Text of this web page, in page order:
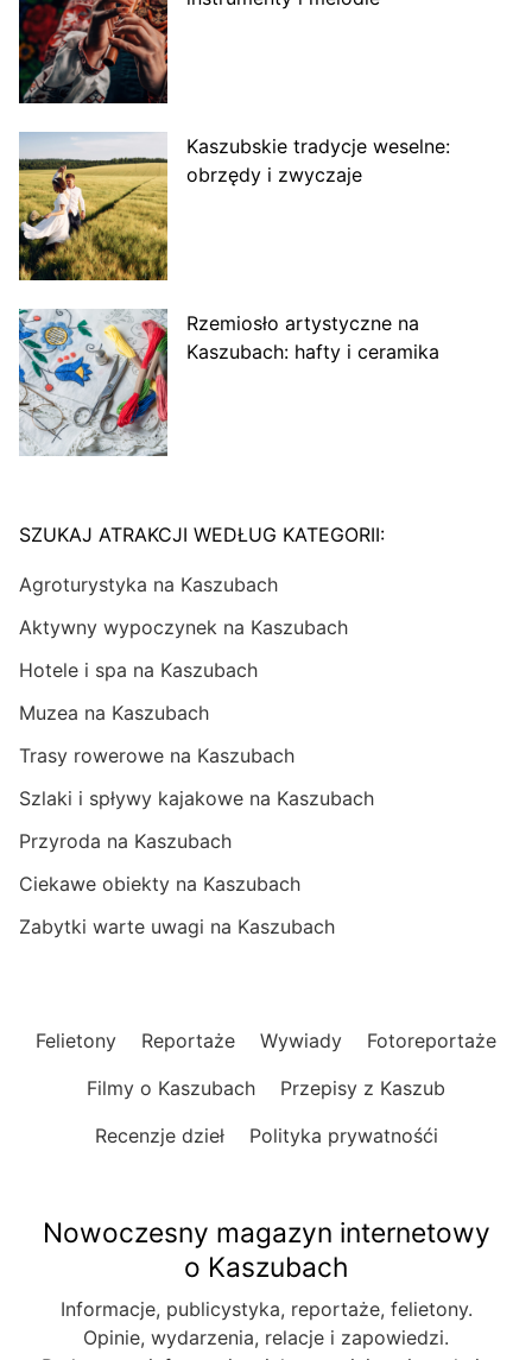
Kaszubskie tradycje weselne:
obrzędy i zwyczaje
Rzemiosło artystyczne na
Kaszubach: hafty i ceramika
SZUKAJ ATRAKCJI WEDŁUG KATEGORII:
Agroturystyka na Kaszubach
Aktywny wypoczynek na Kaszubach
Hotele i spa na Kaszubach
Muzea na Kaszubach
Trasy rowerowe na Kaszubach
Szlaki i spływy kajakowe na Kaszubach
Przyroda na Kaszubach
Ciekawe obiekty na Kaszubach
Zabytki warte uwagi na Kaszubach
Felietony Reportaże Wywiady
Fotoreportaże
Filmy o Kaszubach
Przepisy z Kaszub
Recenzje dzieł
Polityka prywatnośći
Nowoczesny magazyn internetowy
o Kaszubach
Informacje, publicystyka, reportaże, felietony.
Opinie, wydarzenia, relacje i zapowiedzi.